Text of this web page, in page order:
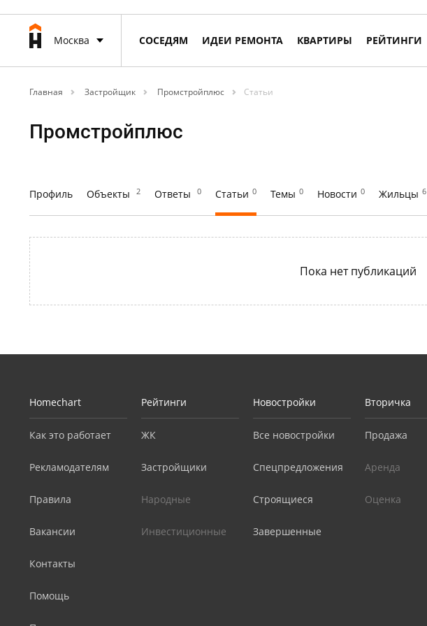
Москва СОСЕДЯМ ИДЕИ РЕМОНТА КВАРТИРЫ РЕЙТИНГИ
Главная Застройщик Промстройплюс Статьи
Промстройплюс
Профиль Объекты 2 Ответы 0 Статьи 0 Темы 0 Новости 0 Жильцы 6
Пока нет публикаций
Homechart
Как это работает
Рекламодателям
Правила
Вакансии
Контакты
Помощь
Рейтинги
ЖК
Застройщики
Народные
Инвестиционные
Новостройки
Все новостройки
Спецпредложения
Строящиеся
Завершенные
Вторичка
Продажа
Аренда
Оценка